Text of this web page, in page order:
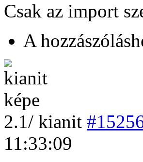
Csak az import
A
2.1/ kianit
11:33:09